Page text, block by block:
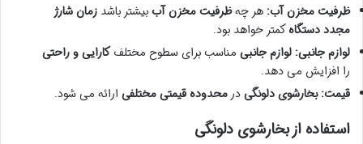
ظرفیت مخزن آب: هر چهظرفیت مخزن آببیشتر باشد زمان شارژ
مجدد دستگاهکمتر خواهد بود.
لوازم جانبی: لوازم جانبی مناسب برای سطوح مختلفکارایی و راحتی
را افزایش می دهد.
قیمت: بخارشوی دلونگیدر محدوده قیمتی مختلفی ارائه می شود.
استفاده از بخارشوی دلونگی